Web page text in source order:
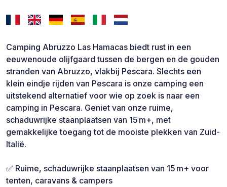
Camping Abruzzo Las Hamacas biedt rust in een
eeuwenoude olijfgaard tussen de bergen en de gouden
stranden van Abruzzo, vlakbij Pescara. Slechts een
klein eindje rijden van Pescara is onze camping een
uitstekend alternatief voor wie op zoek is naar een
camping in Pescara. Geniet van onze ruime,
schaduwrijke staanplaatsen van 15 m+, met
gemakkelijke toegang tot de mooiste plekken van Zuid-
Italië.
✅ Ruime, schaduwrijke staanplaatsen van 15 m+ voor
tenten, caravans & campers